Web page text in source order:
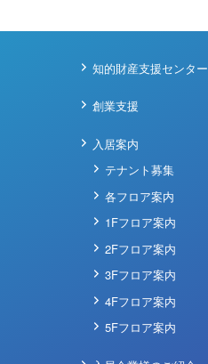
知的財産支援センター
創業支援
入居案内
テナント募集
各フロア案内
1Fフロア案内
2Fフロア案内
3Fフロア案内
4Fフロア案内
5Fフロア案内